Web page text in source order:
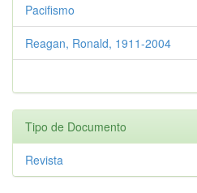
Pacifismo
Reagan, Ronald, 1911-2004
Tipo de Documento
Revista